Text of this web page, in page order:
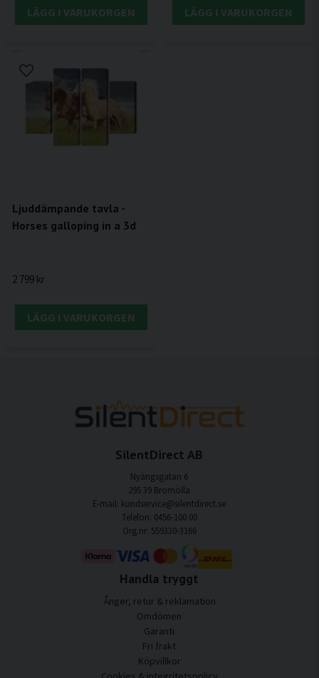
LÄGG I VARUKORGEN LÄGG I VARUKORGEN
Ljuddämpande tavla -
Horses galloping in a 3d
2 799 kr
LÄGG I VARUKORGEN
SilentDirect AB
Nyängsgatan 6
295 39 Bromölla
E-mail: kundservice@silentdirect.se
Telefon: 0456-100 00
Org.nr: 559330-3166
Handla tryggt
Ånger, retur & reklamation
Omdömen
Garanti
Fri frakt
Köpvillkor